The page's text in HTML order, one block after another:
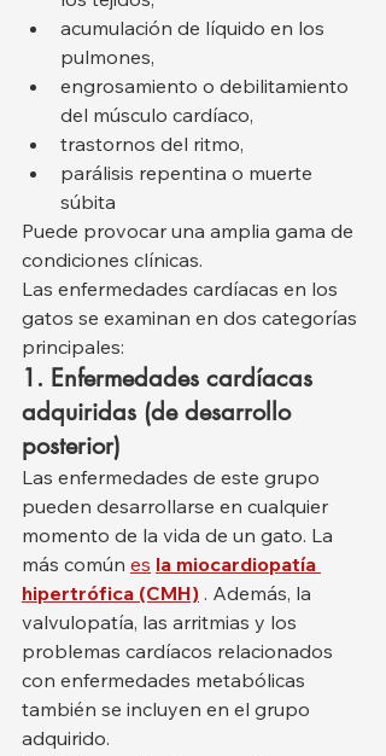
acumulación de líquido en los
pulmones,
engrosamiento o debilitamiento
del músculo cardíaco,
trastornos del ritmo,
parálisis repentina o muerte
súbita
Puede provocar una amplia gama de
condiciones clínicas.
Las enfermedades cardíacas en los
gatos se examinan en dos categorías
principales:
1. Enfermedades cardíacas
adquiridas (de desarrollo
posterior)
Las enfermedades de este grupo
pueden desarrollarse en cualquier
momento de la vida de un gato. La
más común es la miocardiopatía
hipertrófica (CMH) . Además, la
valvulopatía, las arritmias y los
problemas cardíacos relacionados
con enfermedades metabólicas
también se incluyen en el grupo
adquirido.